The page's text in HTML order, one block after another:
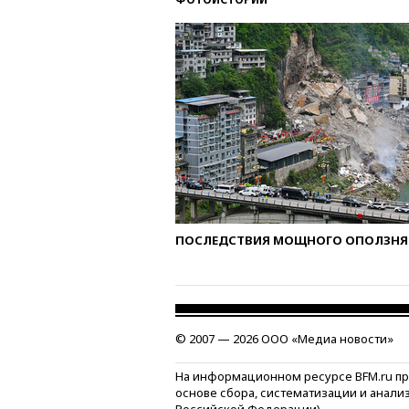
ПОСЛЕДСТВИЯ МОЩНОГО ОПОЛЗНЯ
© 2007 — 2026 ООО «Медиа новости»
На информационном ресурсе BFM.ru
основе сбора, систематизации и